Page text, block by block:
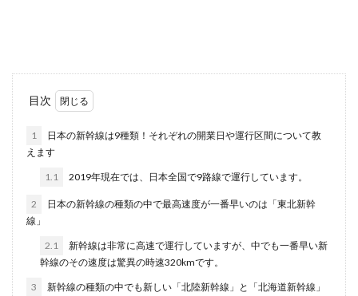
は初心者にも...
雨の日に掃除機はおすすめ！窓を開け
て換気しながらカビ対策！
目次
1
日本の新幹線は9種類！それぞれの開業日や運行区間について教
えます
1.1 2019年現在では、日本全国で9路線で運行しています。
2
日本の新幹線の種類の中で最高速度が一番早いのは「東北新幹
線」
2.1
新幹線は非常に高速で運行していますが、中でも一番早い新
幹線のその速度は驚異の時速320kmです。
3
新幹線の種類の中でも新しい「北陸新幹線」と「北海道新幹線」